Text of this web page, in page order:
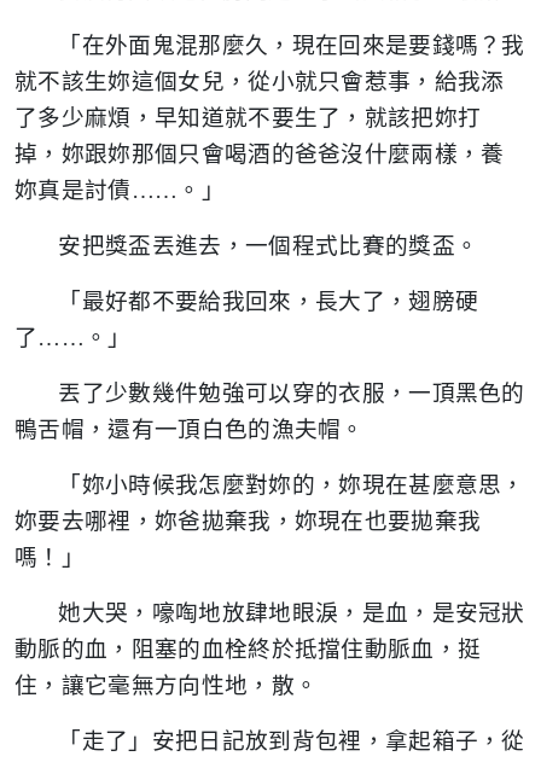
「在外面鬼混那麼久，現在回來是要錢嗎？我
就不該生妳這個女兒，從小就只會惹事，給我添
了多少麻煩，早知道就不要生了，就該把妳打
掉，妳跟妳那個只會喝酒的爸爸沒什麼兩樣，養
妳真是討債……。」
安把獎盃丟進去，一個程式比賽的獎盃。
「最好都不要給我回來，長大了，翅膀硬
了……。」
丟了少數幾件勉強可以穿的衣服，一頂黑色的
鴨舌帽，還有一頂白色的漁夫帽。
「妳小時候我怎麼對妳的，妳現在甚麼意思，
妳要去哪裡，妳爸拋棄我，妳現在也要拋棄我
嗎！」
她大哭，嚎啕地放肆地眼淚，是血，是安冠狀
動脈的血，阻塞的血栓終於抵擋住動脈血，挺
住，讓它毫無方向性地，散。
「走了」安把日記放到背包裡，拿起箱子，從